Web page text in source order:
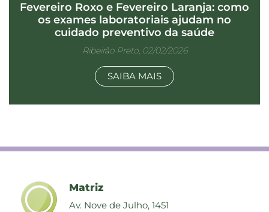
Fevereiro Roxo e Fevereiro Laranja: como
os exames laboratoriais ajudam no
cuidado preventivo da saúde
Ribeirão Preto, 02/02/2026
SAIBA MAIS
Matriz
Av. Nove de Julho, 1451